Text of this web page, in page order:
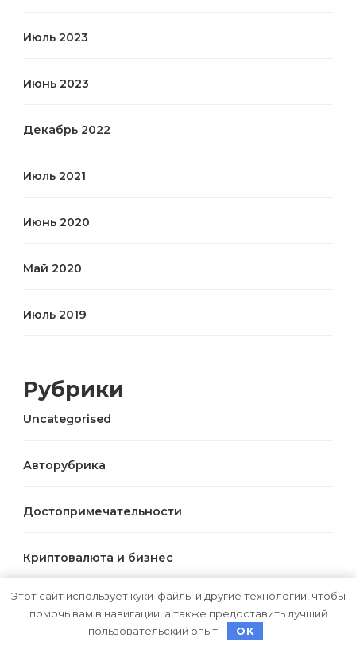
Июль 2023
Июнь 2023
Декабрь 2022
Июль 2021
Июнь 2020
Май 2020
Июль 2019
Рубрики
Uncategorised
Авторубрика
Достопримечательности
Криптовалюта и бизнес
Новости для путешественников
Этот сайт использует куки-файлы и другие технологии, чтобы
помочь вам в навигации, а также предоставить лучший
пользовательский опыт.
OK